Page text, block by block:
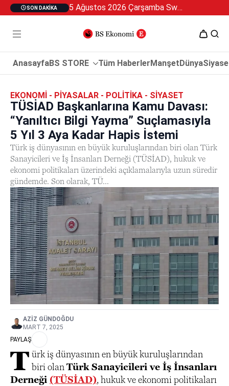
SON DAKIKA 5 Ağustos 2026 Çarşamba Swan Özel 2
AnasayfaBS STORE Tüm HaberlerManşetDünya
EKONOMI - PIYASALAR - POLITIKA - SIYASET
TÜSİAD Başkanlarına Kamu Davası:
“Yanıltıcı Bilgi Yayma” Suçlamasıyla
5 Yıl 3 Aya Kadar Hapis İstemi
Türk iş dünyasının en büyük kuruluşlarından biri olan Türk
Sanayicileri ve İş İnsanları Derneği (TÜSİAD), hukuk ve
ekonomi politikaları üzerindeki açıklamalarıyla uzun süredir
gündemde. Son olarak, TÜ...
AZIZ GÜNDOĞDU
MART 7, 2025
PAYLAŞ
T ürk iş dünyasının en büyük kuruluşlarından
biri olanTürk Sanayicileri ve İş İnsanları
Derneği (TÜSİAD), hukuk ve ekonomi politikaları